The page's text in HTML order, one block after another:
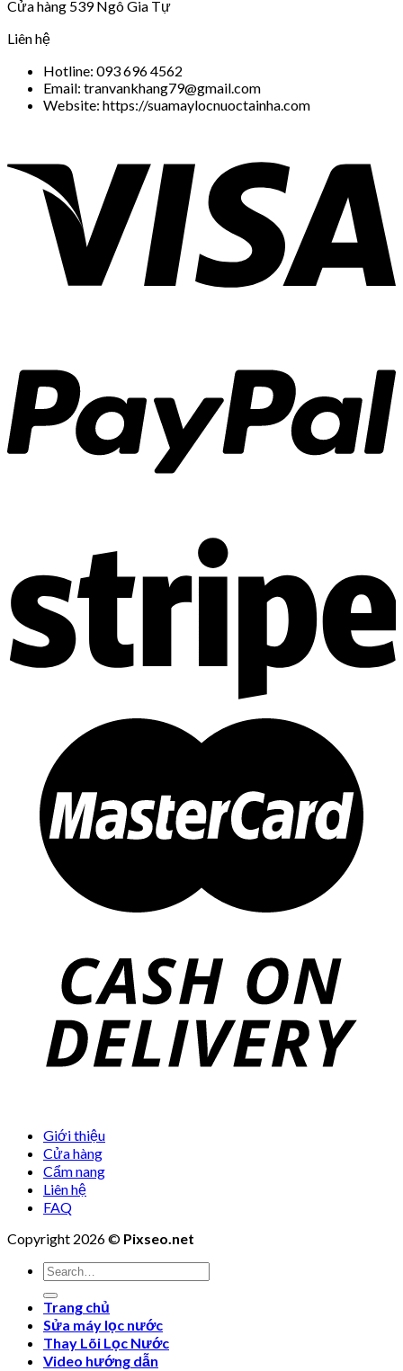
Cửa hàng 539 Ngô Gia Tự
Liên hệ
Hotline: 093 696 4562
Email: tranvankhang79@gmail.com
Website: https://suamaylocnuoctainha.com
Giới thiệu
Cửa hàng
Cẩm nang
Liên hệ
FAQ
Copyright 2026 © Pixseo.net
Search
for:
Trang chủ
Sửa máy lọc nước
Thay Lõi Lọc Nước
Video hướng dẫn